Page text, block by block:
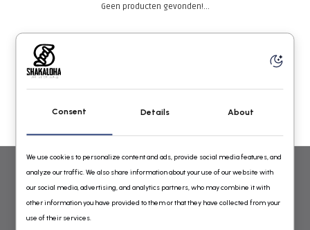
Geen producten gevonden!...
WOLLEN VESTEN VOOR DAMES EN HEREN VAN SHAKALOHA
Consent Details About
We use cookies to personalize content and ads, provide social media features, and
analyze our traffic. We also share information about your use of our website with
our social media, advertising, and analytics partners, who may combine it with
other information you have provided to them or that they have collected from your
use of their services.